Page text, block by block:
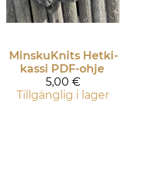
MinskuKnits Hetki-
kassi PDF-ohje
5,00 €
Tillgänglig i lager